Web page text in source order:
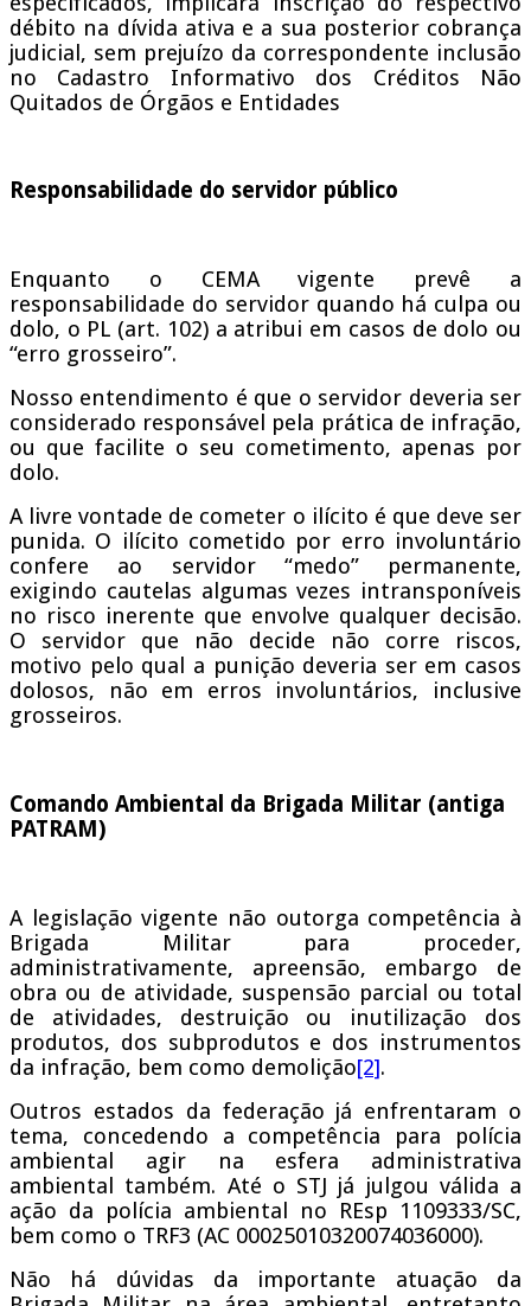
débito na dívida ativa e a sua posterior cobrança
judicial, sem prejuízo da correspondente inclusão
no Cadastro Informativo dos Créditos Não
Quitados de Órgãos e Entidades
Responsabilidade do servidor público
Enquanto o CEMA vigente prevê a
responsabilidade do servidor quando há culpa ou
dolo, o PL (art. 102) a atribui em casos de dolo ou
“erro grosseiro”.
Nosso entendimento é que o servidor deveria ser
considerado responsável pela prática de infração,
ou que facilite o seu cometimento, apenas por
dolo.
A livre vontade de cometer o ilícito é que deve ser
punida. O ilícito cometido por erro involuntário
confere ao servidor “medo” permanente,
exigindo cautelas algumas vezes intransponíveis
no risco inerente que envolve qualquer decisão.
O servidor que não decide não corre riscos,
motivo pelo qual a punição deveria ser em casos
dolosos, não em erros involuntários, inclusive
grosseiros.
Comando Ambiental da Brigada Militar (antiga
PATRAM)
A legislação vigente não outorga competência à
Brigada Militar para proceder,
administrativamente, apreensão, embargo de
obra ou de atividade, suspensão parcial ou total
de atividades, destruição ou inutilização dos
produtos, dos subprodutos e dos instrumentos
da infração, bem como demolição[2].
Outros estados da federação já enfrentaram o
tema, concedendo a competência para polícia
ambiental agir na esfera administrativa
ambiental também. Até o STJ já julgou válida a
ação da polícia ambiental no REsp 1109333/SC,
bem como o TRF3 (AC 00025010320074036000).
Não há dúvidas da importante atuação da